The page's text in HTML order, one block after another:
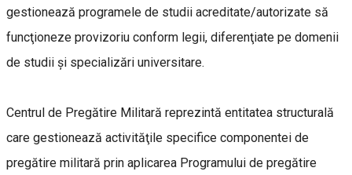
gestionează programele de studii acreditate/autorizate să
funcţioneze provizoriu conform legii, diferenţiate pe domenii
de studii şi specializări universitare.
Centrul de Pregătire Militară reprezintă entitatea structurală
care gestionează activităţile specifice componentei de
pregătire militară prin aplicarea Programului de pregătire